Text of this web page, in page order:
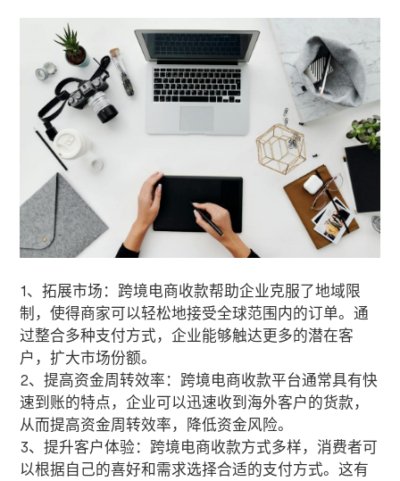
1、拓展市场：跨境电商收款帮助企业克服了地域限
制，使得商家可以轻松地接受全球范围内的订单。通
过整合多种支付方式，企业能够触达更多的潜在客
户，扩大市场份额。
2、提高资金周转效率：跨境电商收款平台通常具有快
速到账的特点，企业可以迅速收到海外客户的货款，
从而提高资金周转效率，降低资金风险。
3、提升客户体验：跨境电商收款方式多样，消费者可
以根据自己的喜好和需求选择合适的支付方式。这有